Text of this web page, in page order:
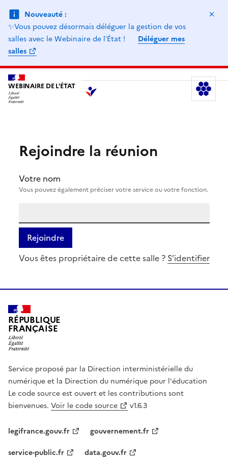
Nouveauté :
✨Vous pouvez désormais déléguer la gestion de vos
salles avec le Webinaire de lʼÉtat !
Déléguer mes
salles
WEBINAIRE DE L'ÉTAT
Rejoindre la réunion
Votre nom
Vous pouvez également préciser votre service ou votre fonction.
Rejoindre
Vous êtes propriétaire de cette salle ? S’identifier
RÉPUBLIQUE
FRANÇAISE
Service proposé par la Direction interministérielle du
numérique et la Direction du numérique pour l'éducation
Le code source est ouvert et les contributions sont
bienvenues. Voir le code source v1.6.3
legifrance.gouv.fr
gouvernement.fr
service-public.fr
data.gouv.fr